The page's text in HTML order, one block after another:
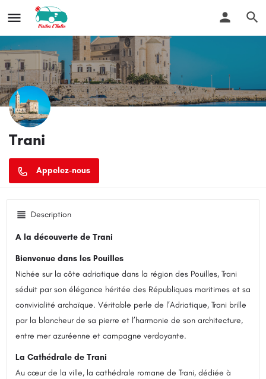
Trani
Description
A la découverte de Trani
Bienvenue dans les Pouilles
Nichée sur la côte adriatique dans la région des Pouilles, Trani
séduit par son élégance héritée des Républiques maritimes et sa
convivialité archaïque. Véritable perle de l’Adriatique, Trani brille
par la blancheur de sa pierre et l’harmonie de son architecture,
entre mer azuréenne et campagne verdoyante.
La Cathédrale de Trani
Au cœur de la ville, la cathédrale romane de Trani, dédiée à